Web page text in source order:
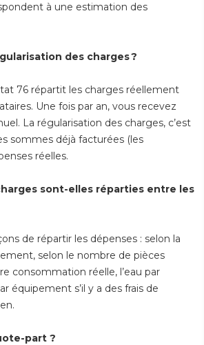
à une estimation des
des charges ?
76 répartit les charges réellement
Une fois par an, vous recevez
La régularisation des charges, c’est
sommes déjà facturées (les
réelles.
sont-elles réparties entre les
de répartir les dépenses : selon la
selon le nombre de pièces
consommation réelle, l’eau par
équipement s’il y a des frais de
part ?